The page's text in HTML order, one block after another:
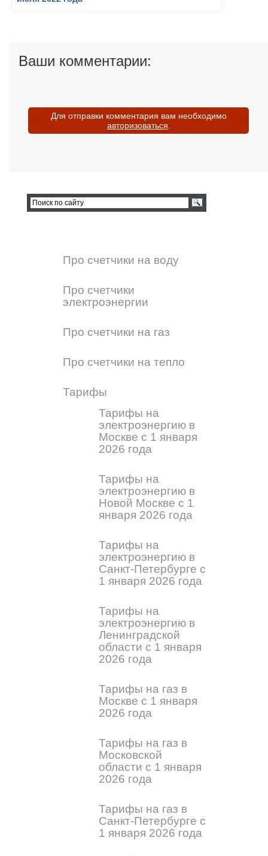
Ваши комментарии:
Для отправки комментария вам необходимо
авторизоваться
Про счетчики на воду
Про счетчики
электроэнергии
Про счетчики на газ
Про счетчики на тепло
Тарифы
Тарифы на
электроэнергию в
Москве с 1 января
2026 года
Тарифы на
электроэнергию в
Новой Москве с 1
января 2026 года
Тарифы на
электроэнергию в
Санкт-Петербурге с
1 января 2026 года
Тарифы на
электроэнергию в
Ленинградской
области с 1 января
2026 года
Тарифы на газ в
Москве с 1 января
2026 года
Тарифы на газ в
Московской
области с 1 января
2026 года
Тарифы на газ в
Санкт-Петербурге с
1 января 2026 года